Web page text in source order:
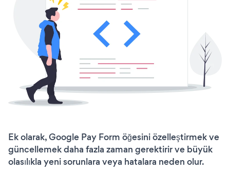
Ek olarak, Google Pay Form öğesini özelleştirmek ve
güncellemek daha fazla zaman gerektirir ve büyük
olasılıkla yeni sorunlara veya hatalara neden olur.